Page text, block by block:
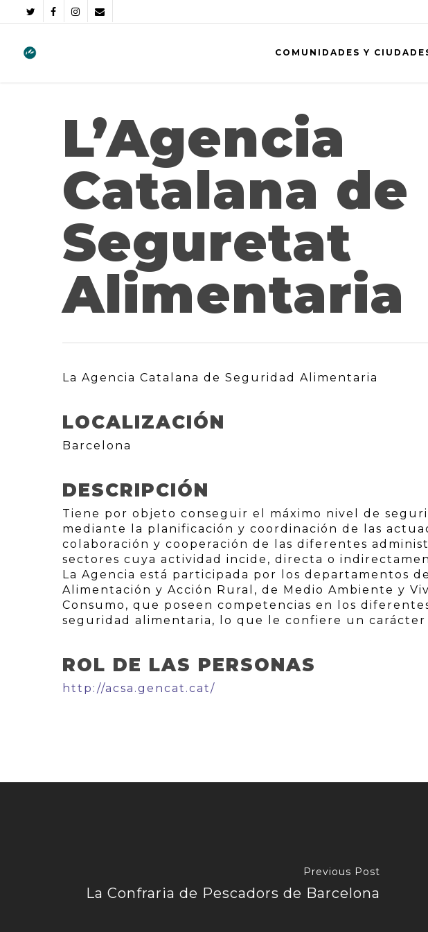
COMUNIDADES Y
L’Agencia
Catalana de
Seguretat
Alimentaria
La Agencia Catalana de Seguridad Alimentaria
LOCALIZACIÓN
Barcelona
DESCRIPCIÓN
Tiene por objeto conseguir el máximo nivel de
mediante la planificación y coordinación de las
colaboración y cooperación de las diferentes
sectores cuya actividad incide, directa o
La Agencia está participada por los departamentos
Alimentación y Acción Rural, de Medio Ambiente y
Consumo, que poseen competencias en los
seguridad alimentaria, lo que le confiere un carácter
ROL DE LAS PERSONAS
http://acsa.gencat.cat/
Previous Post
La Confraria de Pescadors de Barcelona